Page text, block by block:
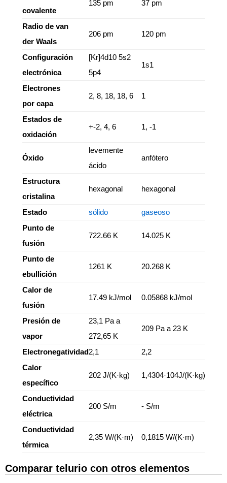
covalente
135 pm 37 pm
Radio de van
der Waals
206 pm 120 pm
Configuración
electrónica
[Kr]4d10 5s2
5p4
1s1
Electrones
por capa
2, 8, 18, 18, 6 1
Estados de
oxidación
+-2, 4, 6 1, -1
Óxido
levemente
ácido
anfótero
Estructura
cristalina
hexagonal hexagonal
Estado sólido
gaseoso
Punto de
fusión
722.66 K 14.025 K
Punto de
ebullición
1261 K 20.268 K
Calor de
fusión
17.49 kJ/mol 0.05868 kJ/mol
Presión de
vapor
23,1 Pa a
272,65 K
209 Pa a 23 K
Electronegatividad2,1
2,2
Calor
específico
202 J/(K·kg) 1,4304·104J/(K·kg)
Conductividad
eléctrica
200 S/m - S/m
Conductividad
térmica
2,35 W/(K·m) 0,1815 W/(K·m)
Comparar telurio con otros elementos